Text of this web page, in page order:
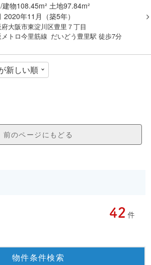
建物108.45m² 土地97.84m²
2020年11月（築5年）
府大阪市東淀川区豊里７丁目
メトロ今里筋線 だいどう豊里駅 徒歩7分
前のページにもどる
42 件
物件条件検索